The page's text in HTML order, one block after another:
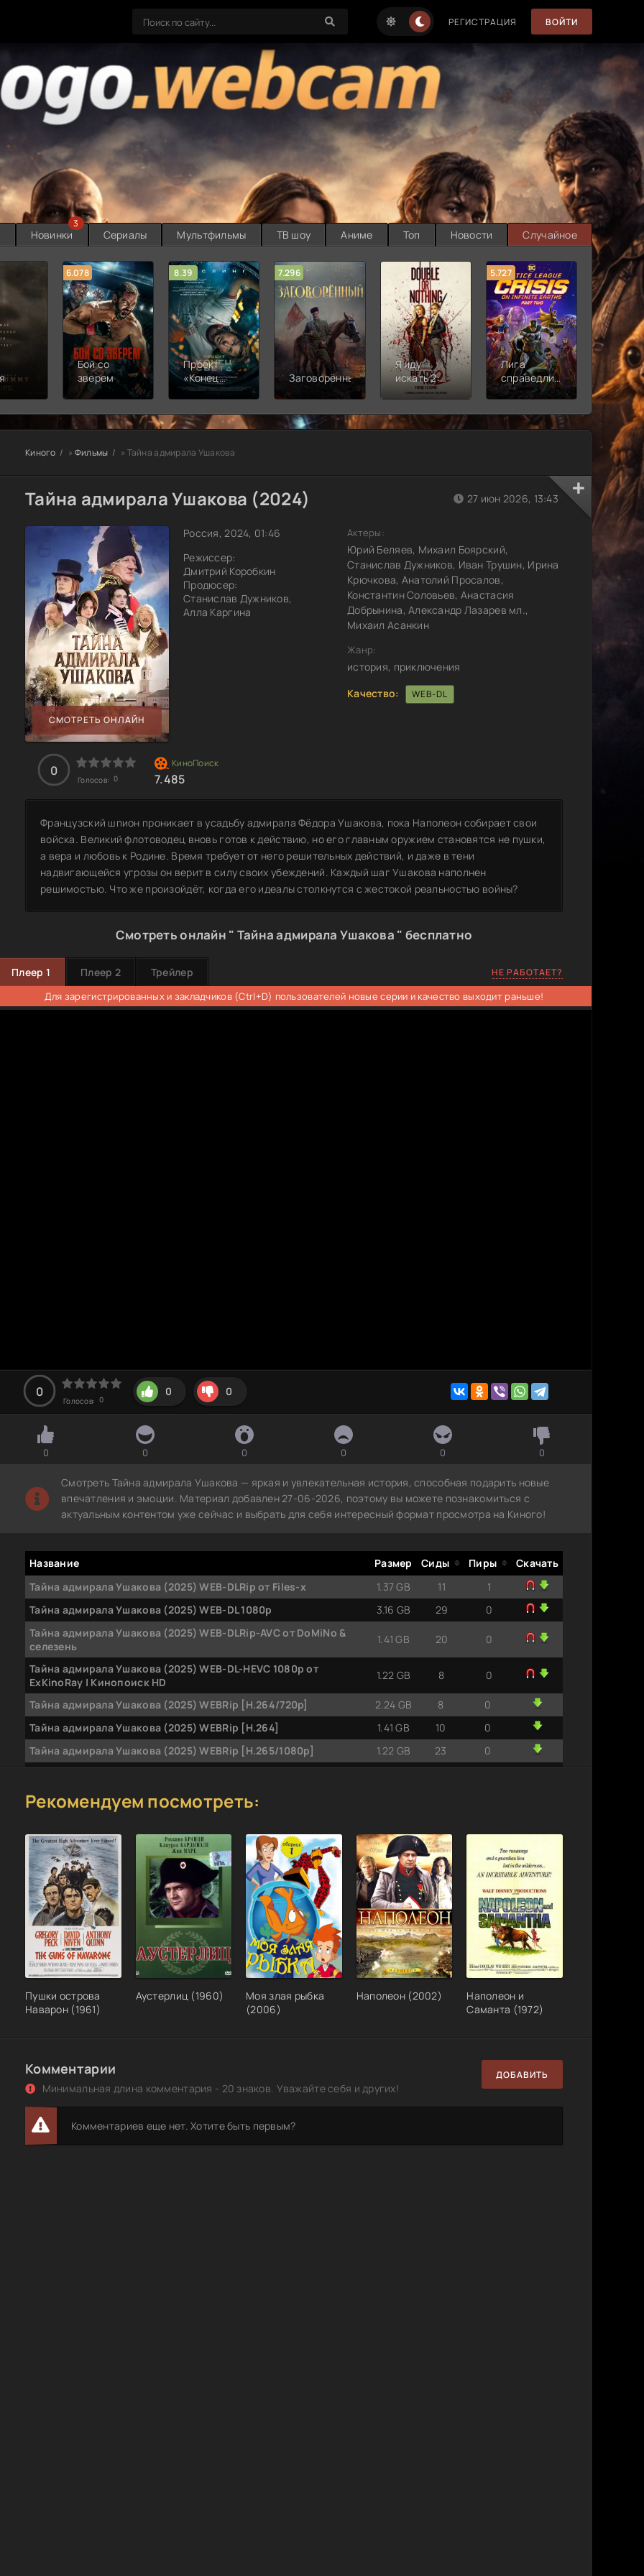
РЕГИСТРАЦИЯ ВОЙТИ
Новинки
3
Сериалы Мультфильмы ТВ шоу Аниме Топ Новости Случайное
6.078
Бой со
зверем
8.39
Проект
«Конец
света»
7.296
Заговорённый
Я иду
искать 2:
Вот и я
5.727
Лига
справедливости:
Кризис на
землях.
Часть 2
8.889
Новая
смена
Киного » Фильмы » Тайна адмирала Ушакова
Тайна адмирала Ушакова (2024)
СМОТРЕТЬ ОНЛАЙН
Россия, 2024, 01:46
Режиссер:
Дмитрий Коробкин
Продюсер:
Станислав Дужников,
Алла Каргина
27 июн 2026, 13:43
Актеры:
Юрий Беляев, Михаил Боярский,
Станислав Дужников, Иван Трушин, Ирина
Крючкова, Анатолий Просалов,
Константин Соловьев, Анастасия
Добрынина, Александр Лазарев мл.,
Михаил Асанкин
Жанр:
история, приключения
Качество:
WEB-DL
0
Голосов: 0 7.485
Французский шпион проникает в усадьбу адмирала Фёдора Ушакова, пока Наполеон собирает свои
войска. Великий флотоводец вновь готов к действию, но его главным оружием становятся не пушки,
а вера и любовь к Родине. Время требует от него решительных действий, и даже в тени
надвигающейся угрозы он верит в силу своих убеждений. Каждый шаг Ушакова наполнен
решимостью. Что же произойдёт, когда его идеалы столкнутся с жестокой реальностью войны?
Смотреть онлайн " Тайна адмирала Ушакова " бесплатно
Плеер 1 Плеер 2 Трейлер НЕ РАБОТАЕТ?
Для зарегистрированных и закладчиков (Ctrl+D) пользователей новые серии и качество выходит раньше!
0
Голосов: 0
0 0
0 0 0 0 0 0
Смотреть Тайна адмирала Ушакова — яркая и увлекательная история, способная подарить новые
впечатления и эмоции. Материал добавлен 27-06-2026, поэтому вы можете познакомиться с
актуальным контентом уже сейчас и выбрать для себя интересный формат просмотра на Киного!
Название Размер Сиды Пиры
Скачать
Тайна адмирала Ушакова (2025) WEB-DLRip от Files-x
1.37 GB 11
1
Тайна адмирала Ушакова (2025) WEB-DL 1080p
3.16 GB 29
0
Тайна адмирала Ушакова (2025) WEB-DLRip-AVC от DoMiNo &
селезень
1.41 GB 20 0
Тайна адмирала Ушакова (2025) WEB-DL-HEVC 1080p от
ExKinoRay | Кинопоиск HD
1.22 GB 8 0
Тайна адмирала Ушакова (2025) WEBRip [H.264/720p] 2.24 GB 8
0
Тайна адмирала Ушакова (2025) WEBRip [H.264]
1.41 GB 10
0
Тайна адмирала Ушакова (2025) WEBRip [H.265/1080p]
1.22 GB 23
0
Рекомендуем посмотреть:
Пушки острова
Наварон (1961)
Аустерлиц (1960)
Моя злая рыбка
(2006)
Наполеон (2002)
Наполеон и
Саманта (1972)
Комментарии
Минимальная длина комментария - 20 знаков. Уважайте себя и других!
ДОБАВИТЬ
Комментариев еще нет. Хотите быть первым?